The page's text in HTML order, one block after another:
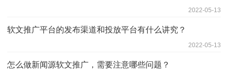
2022-05-13
软文推广平台的发布渠道和投放平台有什么讲究？
2022-05-13
怎么做新闻源软文推广，需要注意哪些问题？